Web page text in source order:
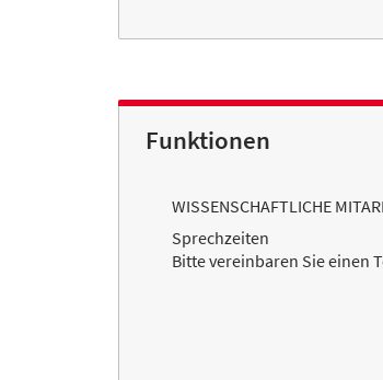
Funktionen
WISSENSCHAFTLICHE
Sprechzeiten
Bitte vereinbaren Sie einen